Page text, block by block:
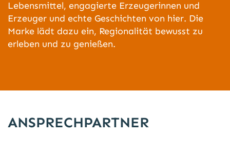
Lebensmittel, engagierte Erzeugerinnen und
Erzeuger und echte Geschichten von hier. Die
Marke lädt dazu ein, Regionalität bewusst zu
erleben und zu genießen.
ANSPRECHPARTNER